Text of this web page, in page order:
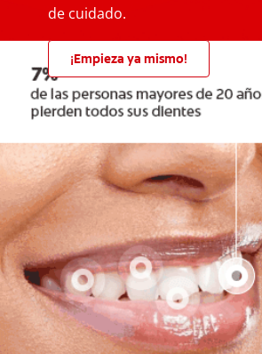
de cuidado.
¡Empieza ya mismo!